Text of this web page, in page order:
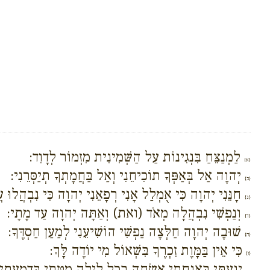
{א} לַמְנַצֵּחַ בִּנְגִינוֹת עַל הַשְּׁמִינִית מִזְמוֹר לְדָוִד:
{ב} יְהוָה אַל בְּאַפְּךָ תוֹכִיחֵנִי וְאַל בַּחֲמָתְךָ תְיַסְּרֵנִי:
{ג} חָנֵּנִי יְהוָה כִּי אֻמְלַל אָנִי רְפָאֵנִי יְהוָה כִּי נִבְהֲלוּ
{ד} וְנַפְשִׁי נִבְהֲלָה מְאֹד (ואת) וְאַתָּה יְהוָה עַד מָתָי:
{ה} שׁוּבָה יְהוָה חַלְּצָה נַפְשִׁי הוֹשִׁיעֵנִי לְמַעַן חַסְדֶּךָ:
{ו} כִּי אֵין בַּמָּוֶת זִכְרֶךָ בִּשְׁאוֹל מִי יוֹדֶה לָּךְ: